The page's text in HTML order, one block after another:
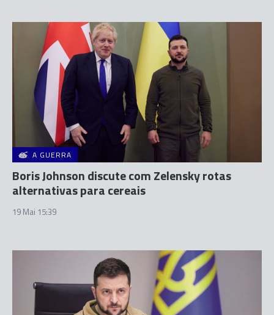
A GUERRA
Boris Johnson discute com Zelensky rotas
alternativas para cereais
19 Mai 15:39